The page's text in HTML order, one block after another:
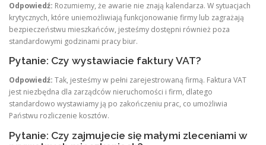
Odpowiedź: Rozumiemy, że awarie nie znają kalendarza. W sytuacjach
krytycznych, które uniemożliwiają funkcjonowanie firmy lub zagrażają
bezpieczeństwu mieszkańców, jesteśmy dostępni również poza
standardowymi godzinami pracy biur.
Pytanie: Czy wystawiacie faktury VAT?
Odpowiedź: Tak, jesteśmy w pełni zarejestrowaną firmą. Faktura VAT
jest niezbędna dla zarządców nieruchomości i firm, dlatego
standardowo wystawiamy ją po zakończeniu prac, co umożliwia
Państwu rozliczenie kosztów.
Pytanie: Czy zajmujecie się małymi zleceniami w